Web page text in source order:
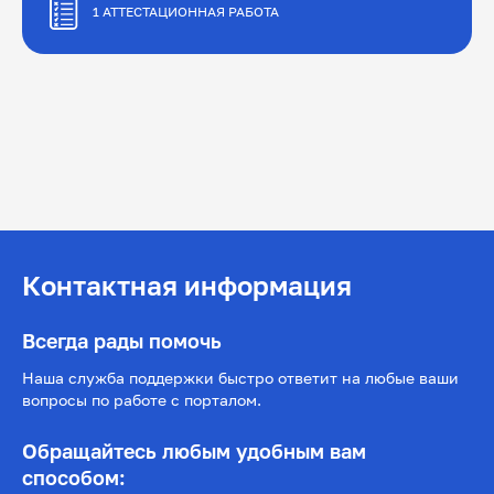
1 АТТЕСТАЦИОННАЯ РАБОТА
Контактная информация
Всегда рады помочь
Наша служба поддержки быстро ответит на любые ваши
вопросы по работе с порталом.
Обращайтесь любым удобным вам
способом: